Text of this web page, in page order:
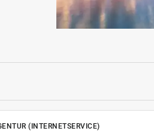
(INTERNETSERVICE)